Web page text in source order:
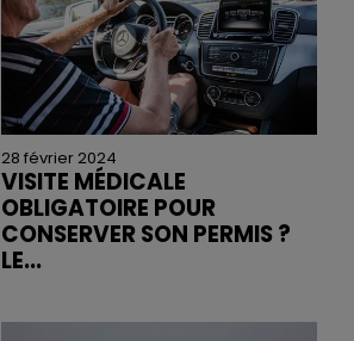
28 février 2024
VISITE MÉDICALE
OBLIGATOIRE POUR
CONSERVER SON PERMIS ?
LE...